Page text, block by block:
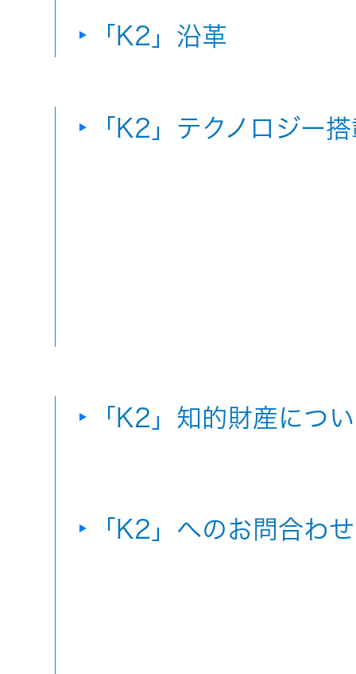
「K2」沿革
「K2」テクノロジー
「K2」知的財産につ
「K2」へのお問合わせ